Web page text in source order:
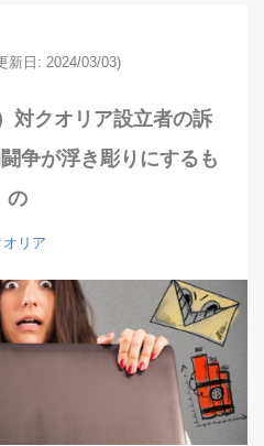
新日: 2024/03/03)
対クオリア設立者の訴
争が浮き彫りにするも
の
オリア